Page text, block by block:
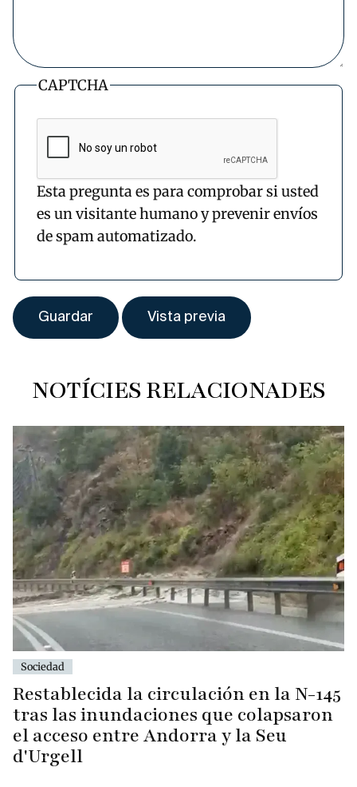
CAPTCHA
Esta pregunta es para comprobar si usted
es un visitante humano y prevenir envíos
de spam automatizado.
NOTÍCIES RELACIONADES
Sociedad
Restablecida la circulación en la N-145
tras las inundaciones que colapsaron
el acceso entre Andorra y la Seu
d'Urgell